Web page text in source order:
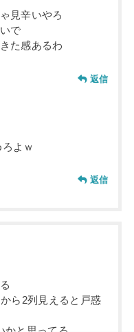
見辛いやろ
で
た感あるわ
返信
よｗ
返信
ら2列見えると戸惑